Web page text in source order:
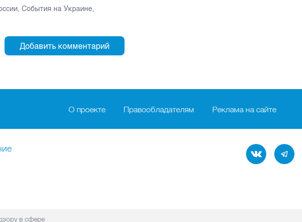
,События на Украине,
О проекте Правообладателям Реклама на сайте
в сфере